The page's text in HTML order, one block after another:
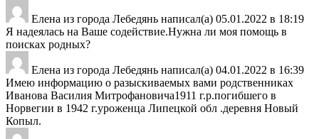
Елена из города Лебедянь написал(а) 05.01.2022 в 18:19
Я надеялась на Ваше содействие.Нужна ли моя помощь в
поисках родных?
Елена из города Лебедянь написал(а) 04.01.2022 в 16:39
Имею информацию о разыскиваемых вами родственниках
Иванова Василия Митрофановича1911 г.р.погибшего в
Норвегии в 1942 г.уроженца Липецкой обл .деревня Новый
Копыл.